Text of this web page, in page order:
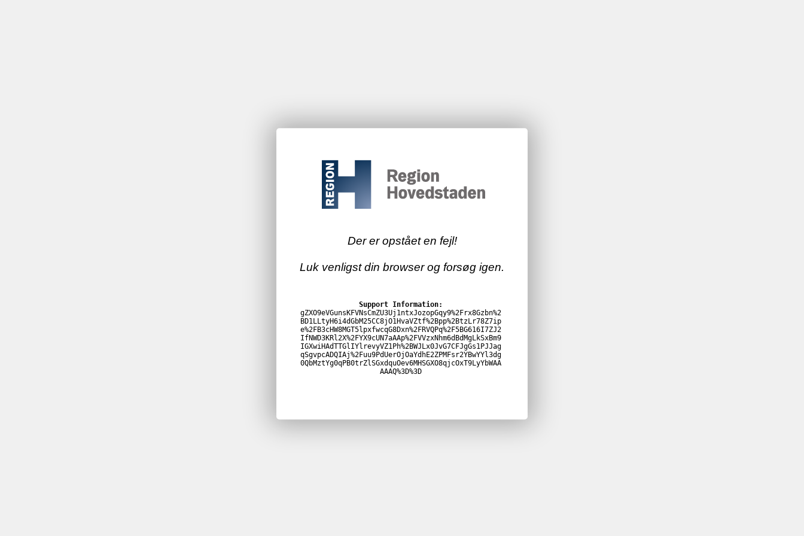
Der er opstået en fejl!
Luk venligst din browser og forsøg igen.
Support Information:
gZXO9eVGunsKFVNsCmZU3Uj1ntxJozopGqy9%2Frx8Gzbn%2
BD1LLtyH6i4dGbM25CC8jO1HvaVZtf%2Bpp%2BtzLr78Z7ip
e%2FB3cHW8MGT5lpxfwcqG8Dxn%2FRVQPq%2F5BG616I7ZJ2
IfNWD3KRl2X%2FYX9cUN7aAAp%2FVVzxNhm6dBdMgLkSxBm9
IGXwiHAdTTGlIYlrevyVZ1Ph%2BWJLx0JvG7CFJgGs1PJJag
qSgvpcADQIAj%2Fuu9PdUerOjOaYdhE2ZPMFsr2YBwYYl3dg
0QbMztYg0qPB0trZlSGxdquOev6MHSGXO8qjcOxT9LyYbWAA
AAAQ%3D%3D